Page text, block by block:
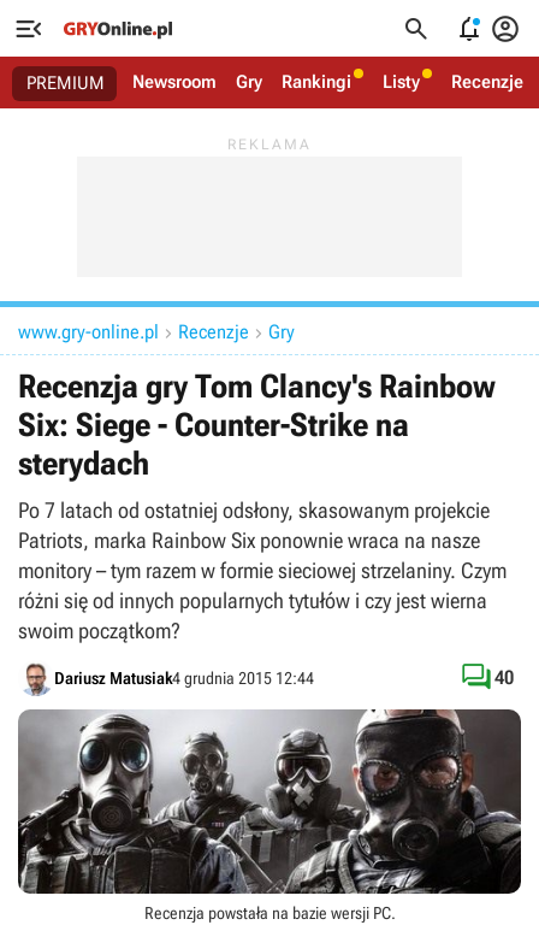
   
PREMIUM Newsroom Gry Rankingi Listy Recenzje
www.gry-online.pl  Recenzje  Gry
Recenzja gry Tom Clancy's Rainbow
Six: Siege - Counter-Strike na
sterydach
Po 7 latach od ostatniej odsłony, skasowanym projekcie
Patriots, marka Rainbow Six ponownie wraca na nasze
monitory – tym razem w formie sieciowej strzelaniny. Czym
różni się od innych popularnych tytułów i czy jest wierna
swoim początkom?
Dariusz Matusiak4 grudnia 2015 12:44 40
Recenzja powstała na bazie wersji PC.